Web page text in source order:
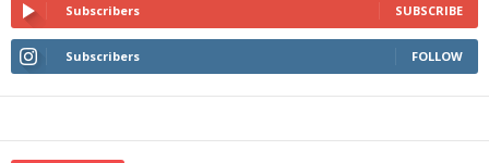
Subscribers SUBSCRIBE
Subscribers FOLLOW